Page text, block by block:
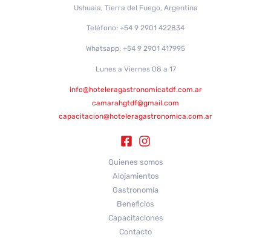
Ushuaia, Tierra del Fuego, Argentina
Teléfono: +54 9 2901 422834
Whatsapp: +54 9 2901 417995
Lunes a Viernes 08 a 17
info@hoteleragastronomicatdf.com.ar
camarahgtdf@gmail.com
capacitacion@hoteleragastronomica.com.ar
Quienes somos
Alojamientos
Gastronomía
Beneficios
Capacitaciones
Contacto